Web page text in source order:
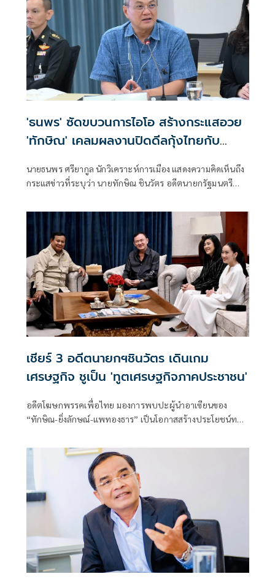
'ธนพร' ซัดขบวนการไอโอ สร้างกระแสอวย
'ทักษิณ' เคลมผลงานปิดดีลกุ้งไทยกับ
นายธนพร ศรียากูล นักวิเคราะห์การเมือง แสดงความคิดเห็นถึง
กระแสข่าวที่ระบุว่า นายทักษิณ ชินวัตร อดีตนายกรัฐมนตรี
ยังประเทศมาเลเซีย โดยระบุว่า ข่าวดังกล่าวเป็นเพียงการสร้าง
กระแสจากผู้สนับสนุนทางการเมืองเท่านั้น
เชียร์ 3 อดีตนายกฯชินวัตร เดินเกม
เศรษฐกิจ ชูเป็น 'ทูตเศรษฐกิจภาคประชาชน'
อดีตโฆษกพรรคเพื่อไทย มองการพบปะผู้นำอาเซียนของ
“ทักษิณ-ยิ่งลักษณ์-แพทองธาร” เป็นโอกาสสร้างประโยชน์ทาง
กชันส่วนตัวช่วยเปิดตลาดใหม่ ดึงการลงทุน พร้อมวอนกลุ่มที่
จับตาเลิกมองด้วยอคติ หันมามองผลลัพธ์ต่อประชาชน